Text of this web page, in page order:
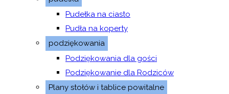
Pudełka na ciasto
Pudła na koperty
podziękowania
Podziękowania dla gości
Podziękowanie dla Rodziców
Plany stołów i tablice powitalne